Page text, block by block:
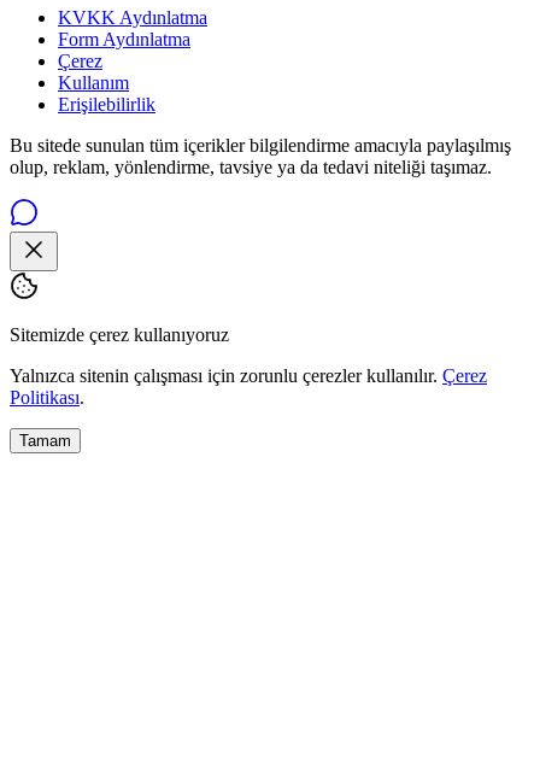
KVKK Aydınlatma
Form Aydınlatma
Çerez
Kullanım
Erişilebilirlik
Bu sitede sunulan tüm içerikler bilgilendirme amacıyla paylaşılmış
olup, reklam, yönlendirme, tavsiye ya da tedavi niteliği taşımaz.
Sitemizde çerez kullanıyoruz
Yalnızca sitenin çalışması için zorunlu çerezler kullanılır. Çerez
Politikası.
Tamam